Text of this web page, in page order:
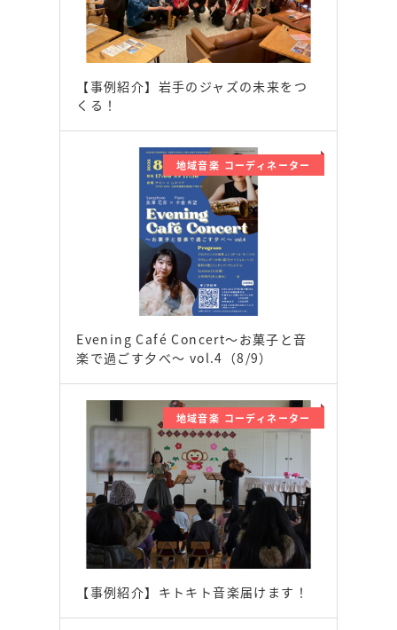
【事例紹介】岩手のジャズの未来をつ
くる！
地域音楽 コーディネーター
Evening Café Concert〜お菓子と音
楽で過ごす夕べ〜 vol.4（8/9）
地域音楽 コーディネーター
【事例紹介】キトキト音楽届けます！